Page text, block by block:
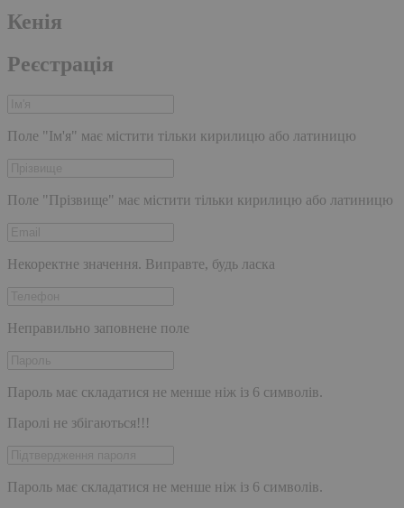
Кенія
Реєстрація
Поле "Ім'я" має містити тільки кирилицю або латиницю
Поле "Прізвище" має містити тільки кирилицю або латиницю
Некоректне значення. Виправте, будь ласка
Неправильно заповнене поле
Пароль має складатися не менше ніж із 6 символів.
Паролі не збігаються!!!
Пароль має складатися не менше ніж із 6 символів.